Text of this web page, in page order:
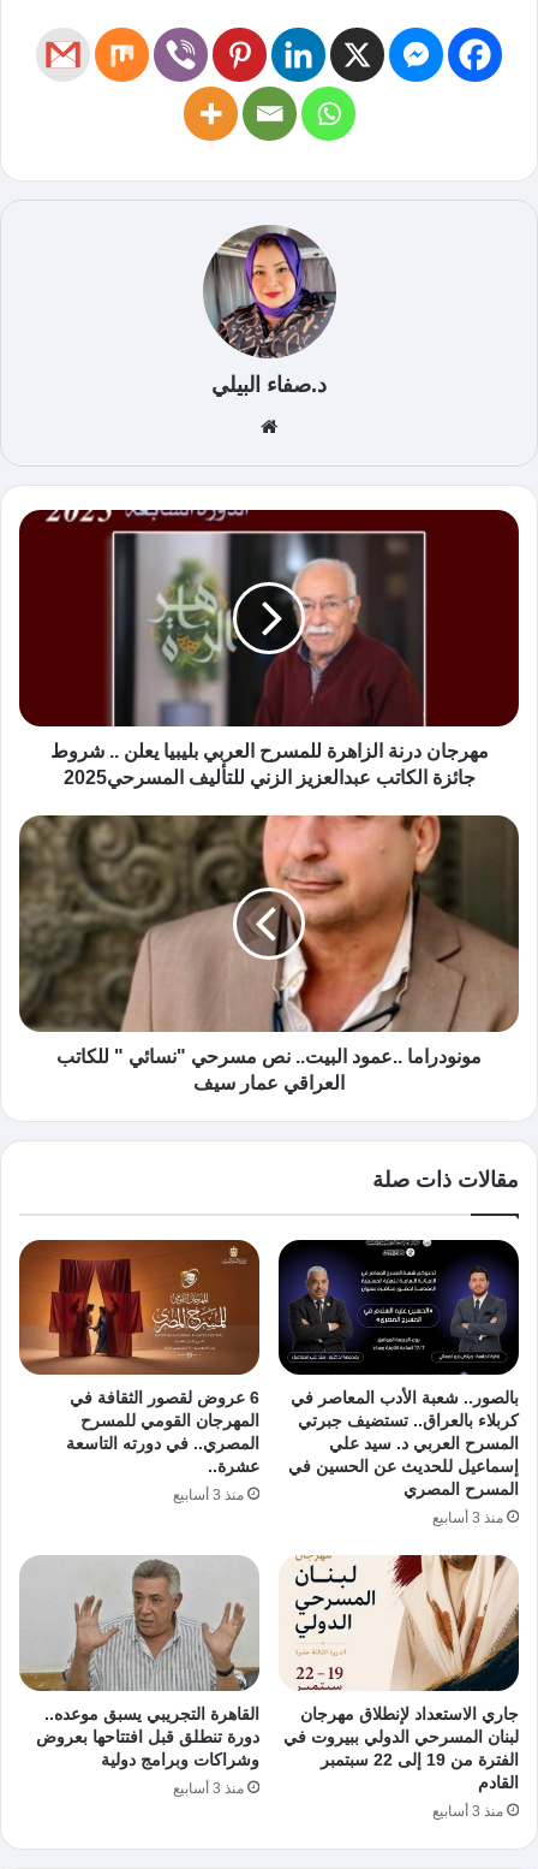
د.صفاء البيلي
الوي
ب
مهرجان درنة الزاهرة للمسرح العربي بليبيا يعلن .. شروط
جائزة الكاتب عبدالعزيز الزني للتأليف المسرحي2025
مونودراما ..عمود البيت.. نص مسرحي "نسائي " للكاتب
العراقي عمار سيف
مقالات ذات صلة
بالصور.. شعبة الأدب المعاصر في
كربلاء بالعراق.. تستضيف جبرتي
المسرح العربي د. سيد علي
إسماعيل للحديث عن الحسين في
المسرح المصري
منذ 3 أسابيع
6 عروض لقصور الثقافة في
المهرجان القومي للمسرح
المصري.. في دورته التاسعة
عشرة..
منذ 3 أسابيع
جاري الاستعداد لإنطلاق مهرجان
لبنان المسرحي الدولي ببيروت في
الفترة من 19 إلى 22 سبتمبر
القادم
منذ 3 أسابيع
القاهرة التجريبي يسبق موعده..
دورة تنطلق قبل افتتاحها بعروض
وشراكات وبرامج دولية
منذ 3 أسابيع